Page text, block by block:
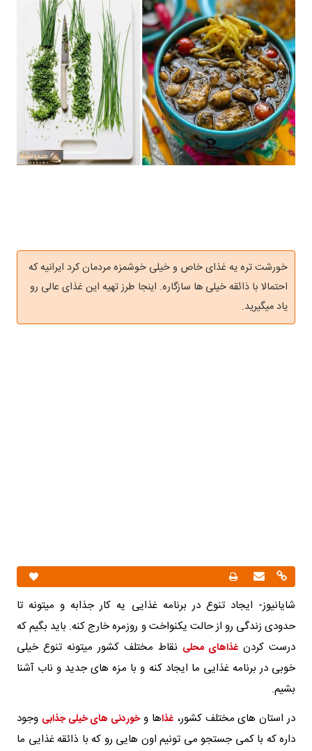
خورشت تره یه غذای خاص و خیلی خوشمزه مردمان کرد ایرانیه که
احتمالا با ذائقه خیلی ها سازگاره. اینجا طرز تهیه این غذای عالی رو
یاد میگیرید.
شایانیوز- ایجاد تنوع در برنامه غذایی یه کار جذابه و میتونه تا
حدودی زندگی رو از حالت یکنواخت و روزمره خارج کنه. باید بگیم که
درست کردن غذاهای محلی نقاط مختلف کشور میتونه تنوع خیلی
خوبی در برنامه غذایی ما ایجاد کنه و با مزه های جدید و ناب آشنا
بشیم.
در استان های مختلف کشور،غذاها وخوردنی های خیلی جذابی وجود
داره که با کمی جستجو می تونیم اون هایی رو که با ذائقه غذایی ما